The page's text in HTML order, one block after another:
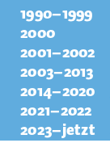
1990–1999
2000
2001–2002
2003–2013
2014–2020
2021–2022
2023–jetzt